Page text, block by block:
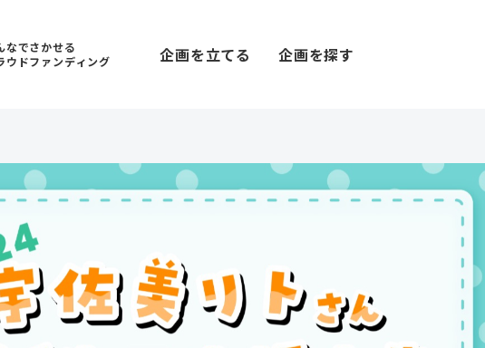
なでさかせる
ウドファンディング
企画を立てる 企画を探す